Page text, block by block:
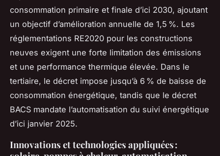
consommation primaire et finale d’ici 2030, ajoutant
un objectif d’amélioration annuelle de 1,5 %. Les
réglementations RE2020 pour les constructions
neuves exigent une forte limitation des émissions
et une performance thermique élevée. Dans le
tertiaire, le décret impose jusqu’à 6 % de baisse de
consommation énergétique, tandis que le décret
BACS mandate l’automatisation du suivi énergétique
d’ici janvier 2025.
Innovations et technologies appliquées :